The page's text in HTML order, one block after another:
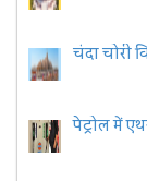
चंदा चोरी
पेट्रोल में